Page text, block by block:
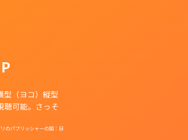
型（ヨコ）縦型
聴可能。さっそ
のパブリッシャーの国：日